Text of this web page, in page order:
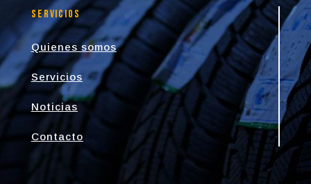
Servicios
Quienes somos
Servicios
Noticias
Contacto